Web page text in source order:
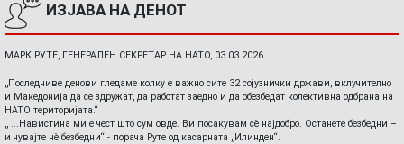
ИЗЈАВА НА ДЕНОТ
МАРК РУТЕ, ГЕНЕРАЛЕН СЕКРЕТАР НА НАТО, 03.03.2026
„Последниве денови гледаме колку е важно сите 32 сојузнички држави, вклучително
и Македонија да се здружат, да работат заедно и да обезбедат колективна одбрана на
НАТО територијата.“
„ ...Навистина ми е чест што сум овде. Ви посакувам сè најдобро. Останете безбедни –
и чувајте нè безбедни“ - порача Руте од касарната „Илинден“.